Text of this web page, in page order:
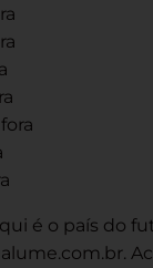
é o país do